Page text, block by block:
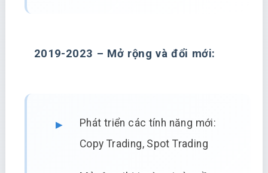
2019-2023 – Mở rộng và đổi mới:
Phát triển các tính năng mới:
Copy Trading, Spot Trading